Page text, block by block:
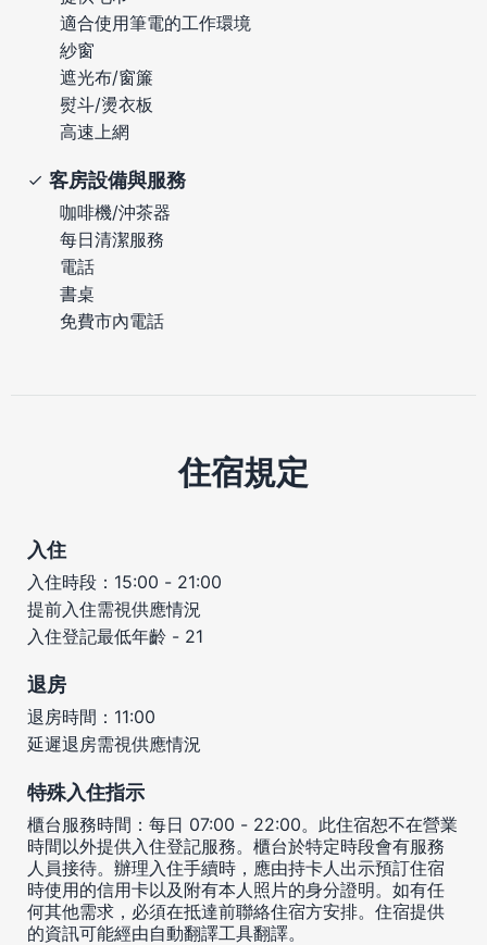
適合使用筆電的工作環境
紗窗
遮光布/窗簾
熨斗/燙衣板
高速上網
客房設備與服務
咖啡機/沖茶器
每日清潔服務
電話
書桌
免費市內電話
住宿規定
入住
入住時段：15:00 - 21:00
提前入住需視供應情況
入住登記最低年齡 - 21
退房
退房時間：11:00
延遲退房需視供應情況
特殊入住指示
櫃台服務時間：每日 07:00 - 22:00。此住宿恕不在營業
時間以外提供入住登記服務。櫃台於特定時段會有服務
人員接待。辦理入住手續時，應由持卡人出示預訂住宿
時使用的信用卡以及附有本人照片的身分證明。如有任
何其他需求，必須在抵達前聯絡住宿方安排。住宿提供
的資訊可能經由自動翻譯工具翻譯。